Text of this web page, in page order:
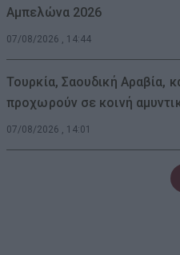
Αμπελώνα 2026
07/08/2026 , 14:44
Τουρκία, Σαουδική Αραβία,
προχωρούν σε κοινή
07/08/2026 , 14:01